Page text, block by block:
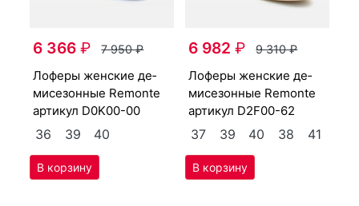
6 366₽ 7 950₽
ло­феры женс­кие де­
мисе­зон­ные Re­mon­te
артикул D0K00-00
36 39 40
6 982₽ 9 310₽
ло­феры женс­кие де­
мисе­зон­ные Re­mon­te
артикул D2F00-62
37 39 40 38 41